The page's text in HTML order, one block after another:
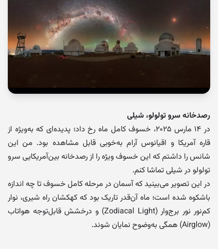
رصدخانه سرو تولولو، شیلی
در ۱۴ مارس ۲۰۲۵، خسوف کامل ماه رخ داد؛ پدیده‌ای که به‌ویژه از
قاره آمریکا و اقیانوس آرام به‌خوبی قابل مشاهده بود. من این
شانس را داشتم که این خسوف ویژه را از رصدخانه بین‌آمریکایی سرو
تولولو در شیلی تماشا کنم.
در این تصویر می‌بینید که آسمان در مرحله کامل خسوف تا چه اندازه
باشکوه شده است؛ ماه آن‌قدر تاریک بود که کهکشان راه شیری، نوار
کم‌نور نور برج‌وار (Zodiacal Light) و درخشش قابل‌توجه هواتاب
(Airglow) همگی به‌وضوح نمایان شوند.